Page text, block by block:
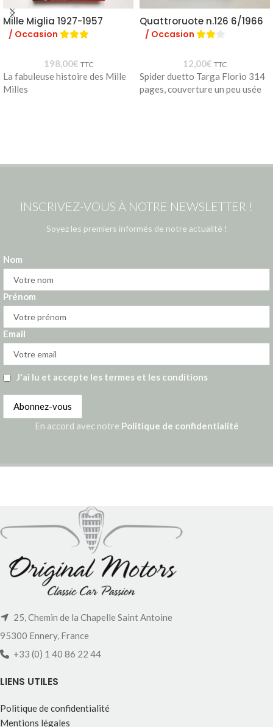
Mille Miglia 1927-1957
/ Occasion
198,00€ TTC
La fabuleuse histoire des Mille
Milles
Quattroruote n.126 6/1966
/ Occasion
12,00€ TTC
Spider duetto Targa Florio 314
pages, couverture un peu usée
INSCRIVEZ-VOUS À NOTRE NEWSLETTER !
Soyez les premiers informés de notre actualité !
Nom
Prénom
Email
J'ai lu et accepte les termes et les conditions
En accord avec notre Politique de confidentialité
25, Chemin de la Chapelle Saint Antoine
95300 Ennery, France
+33 (0) 1 40 86 22 44
LIENS UTILES
Politique de confidentialité
Mentions légales